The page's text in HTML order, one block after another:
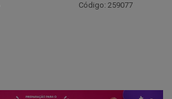
Código: 259077